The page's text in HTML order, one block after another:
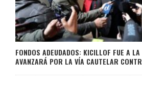
FONDOS ADEUDADOS: KICILLOF FUE A
AVANZARÁ POR LA VÍA CAUTELAR